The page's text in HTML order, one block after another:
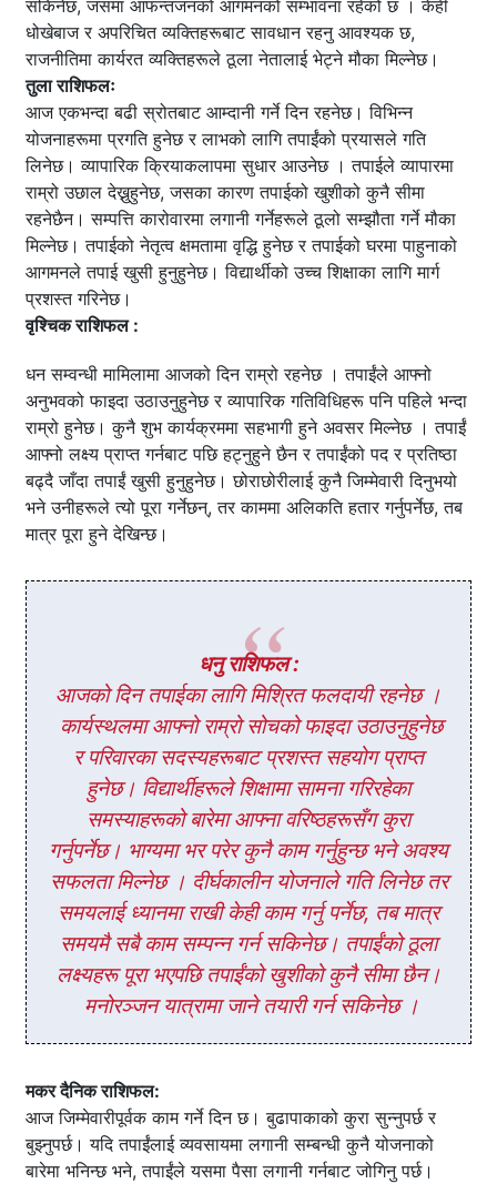
सकिनेछ, जसमा आफन्तजनको आगमनको सम्भावना रहेको छ । केही
धोखेबाज र अपरिचित व्यक्तिहरूबाट सावधान रहनु आवश्यक छ,
राजनीतिमा कार्यरत व्यक्तिहरूले ठूला नेतालाई भेट्ने मौका मिल्नेछ।
तुला राशिफलः
आज एकभन्दा बढी स्रोतबाट आम्दानी गर्ने दिन रहनेछ। विभिन्न
योजनाहरूमा प्रगति हुनेछ र लाभको लागि तपाईंको प्रयासले गति
लिनेछ। व्यापारिक क्रियाकलापमा सुधार आउनेछ । तपाईले व्यापारमा
राम्रो उछाल देख्नुहुनेछ, जसका कारण तपाईको खुशीको कुनै सीमा
रहनेछैन। सम्पत्ति कारोवारमा लगानी गर्नेहरूले ठूलो सम्झौता गर्ने मौका
मिल्नेछ। तपाईको नेतृत्व क्षमतामा वृद्धि हुनेछ र तपाईको घरमा पाहुनाको
आगमनले तपाई खुसी हुनुहुनेछ। विद्यार्थीको उच्च शिक्षाका लागि मार्ग
प्रशस्त गरिनेछ।
वृश्चिक राशिफल :
धन सम्वन्धी मामिलामा आजको दिन राम्रो रहनेछ । तपाईंले आफ्नो
अनुभवको फाइदा उठाउनुहुनेछ र व्यापारिक गतिविधिहरू पनि पहिले भन्दा
राम्रो हुनेछ। कुनै शुभ कार्यक्रममा सहभागी हुने अवसर मिल्नेछ । तपाईं
आफ्नो लक्ष्य प्राप्त गर्नबाट पछि हट्नुहुने छैन र तपाईंको पद र प्रतिष्ठा
बढ्दै जाँदा तपाईं खुसी हुनुहुनेछ। छोराछोरीलाई कुनै जिम्मेवारी दिनुभयो
भने उनीहरूले त्यो पूरा गर्नेछन्, तर काममा अलिकति हतार गर्नुपर्नेछ, तब
मात्र पूरा हुने देखिन्छ।
धनु राशिफल :
आजको दिन तपाईका लागि मिश्रित फलदायी रहनेछ ।
कार्यस्थलमा आफ्नो राम्रो सोचको फाइदा उठाउनुहुनेछ
र परिवारका सदस्यहरूबाट प्रशस्त सहयोग प्राप्त
हुनेछ। विद्यार्थीहरूले शिक्षामा सामना गरिरहेका
समस्याहरूको बारेमा आफ्ना वरिष्ठहरूसँग कुरा
गर्नुपर्नेछ। भाग्यमा भर परेर कुनै काम गर्नुहुन्छ भने अवश्य
सफलता मिल्नेछ । दीर्घकालीन योजनाले गति लिनेछ तर
समयलाई ध्यानमा राखी केही काम गर्नु पर्नेछ, तब मात्र
समयमै सबै काम सम्पन्न गर्न सकिनेछ। तपाईंको ठूला
लक्ष्यहरू पूरा भएपछि तपाईंको खुशीको कुनै सीमा छैन।
मनोरञ्जन यात्रामा जाने तयारी गर्न सकिनेछ ।
मकर दैनिक राशिफल:
आज जिम्मेवारीपूर्वक काम गर्ने दिन छ। बुढापाकाको कुरा सुन्नुपर्छ र
बुझ्नुपर्छ। यदि तपाईंलाई व्यवसायमा लगानी सम्बन्धी कुनै योजनाको
बारेमा भनिन्छ भने, तपाईंले यसमा पैसा लगानी गर्नबाट जोगिनु पर्छ।